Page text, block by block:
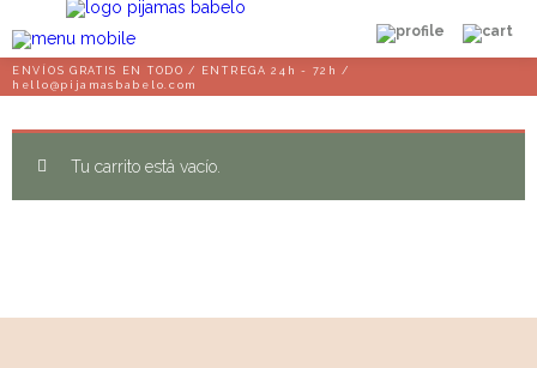
ENVÍOS GRATIS EN TODO / ENTREGA 24h - 72h /
hello@pijamasbabelo.com
Tu carrito está vacío.